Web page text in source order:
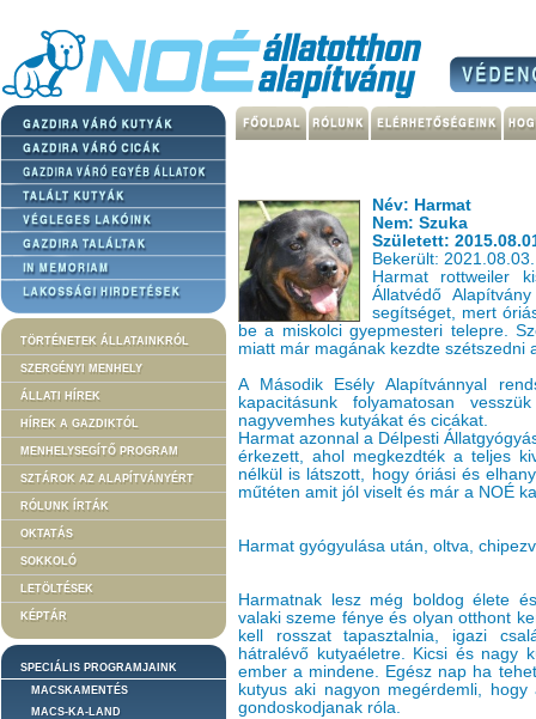
TÖRTÉNETEK ÁLLATAINKRÓL
SZERGÉNYI MENHELY
ÁLLATI HÍREK
HÍREK A GAZDIKTÓL
MENHELYSEGÍTŐ PROGRAM
SZTÁROK AZ ALAPÍTVÁNYÉRT
RÓLUNK ÍRTÁK
OKTATÁS
SOKKOLÓ
LETÖLTÉSEK
KÉPTÁR
SPECIÁLIS PROGRAMJAINK
MACSKAMENTÉS
MACS-KA-LAND
Név: Harmat
Nem: Szuka
Született:
Bekerült: 2021.08.03.
Harmat rottweiler
Állatvédő
segítséget, mert
be a miskolci gyepmesteri telepre.
miatt már magának kezdte szétszedni
A Második Esély Alapítvánnyal
kapacitásunk folyamatosan
nagyvemhes kutyákat és cicákat.
Harmat azonnal a Délpesti
érkezett, ahol megkezdték a teljes
nélkül is látszott, hogy óriási és
műtéten amit jól viselt és már a NOÉ
Harmat gyógyulása után, oltva,
Harmatnak lesz még boldog élete
valaki szeme fénye és olyan otthont
kell rosszat tapasztalnia, igazi
hátralévő kutyaéletre. Kicsi és nagy
ember a mindene. Egész nap ha
kutyus aki nagyon megérdemli,
gondoskodjanak róla.